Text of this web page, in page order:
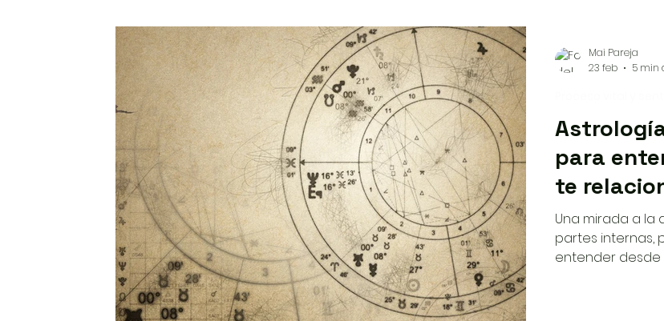
para
te
Una mirada a la
partes internas,
entender desde
Mai Pareja
23 feb
5 min